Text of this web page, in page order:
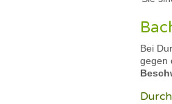
Bei
gegen